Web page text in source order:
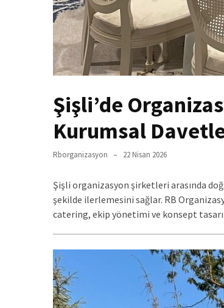
Şişli’de
Kurumsal
Rborganizasyon 22 Nisan 2026
Şişli organizasyon şirketleri arasında
şekilde ilerlemesini sağlar. RB
catering, ekip yönetimi ve konsept